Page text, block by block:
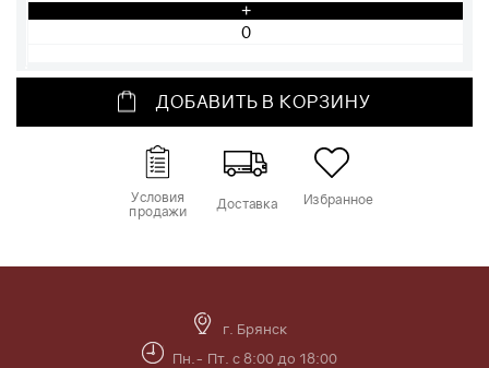
+
ДОБАВИТЬ В КОРЗИНУ
Условия
продажи
Доставка Избранное
г. Брянск
Пн.- Пт. с 8:00 до 18:00